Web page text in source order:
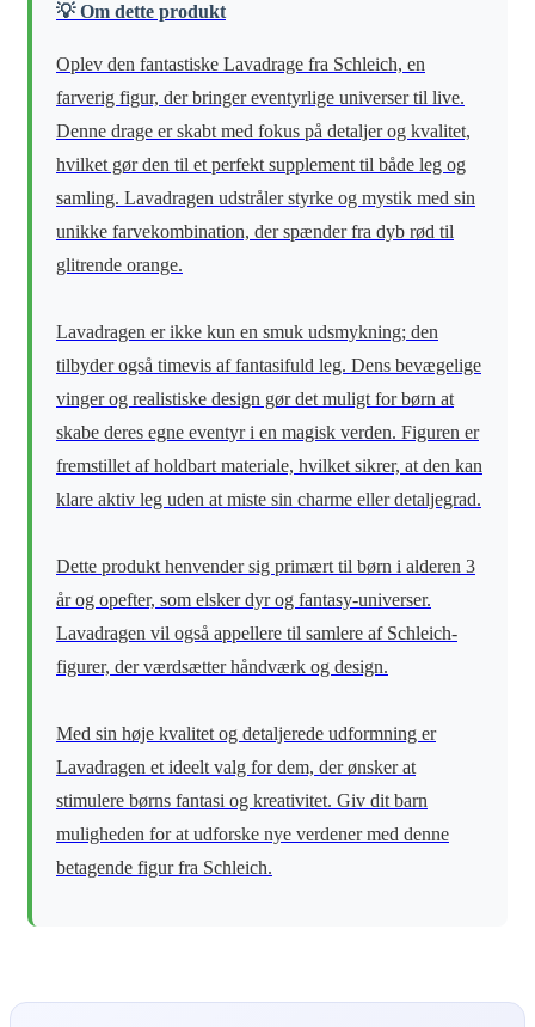
💡 Om dette produkt
Oplev den fantastiske Lavadrage fra Schleich, en
farverig figur, der bringer eventyrlige universer til live.
Denne drage er skabt med fokus på detaljer og kvalitet,
hvilket gør den til et perfekt supplement til både leg og
samling. Lavadragen udstråler styrke og mystik med sin
unikke farvekombination, der spænder fra dyb rød til
glitrende orange.
Lavadragen er ikke kun en smuk udsmykning; den
tilbyder også timevis af fantasifuld leg. Dens bevægelige
vinger og realistiske design gør det muligt for børn at
skabe deres egne eventyr i en magisk verden. Figuren er
fremstillet af holdbart materiale, hvilket sikrer, at den kan
klare aktiv leg uden at miste sin charme eller detaljegrad.
Dette produkt henvender sig primært til børn i alderen 3
år og opefter, som elsker dyr og fantasy-universer.
Lavadragen vil også appellere til samlere af Schleich-
figurer, der værdsætter håndværk og design.
Med sin høje kvalitet og detaljerede udformning er
Lavadragen et ideelt valg for dem, der ønsker at
stimulere børns fantasi og kreativitet. Giv dit barn
muligheden for at udforske nye verdener med denne
betagende figur fra Schleich.